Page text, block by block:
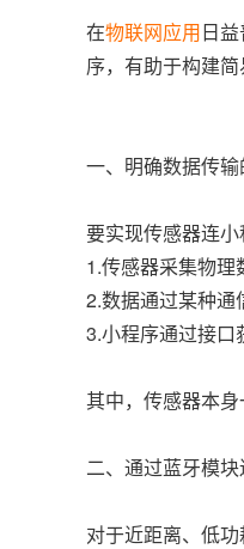
在物联网应用日
序，有助于构建
一、明确数据传
要实现传感器连小
1.传感器采集物理
2.数据通过某种通
3.小程序通过接口
其中，传感器本
二、通过蓝牙模
对于近距离、低